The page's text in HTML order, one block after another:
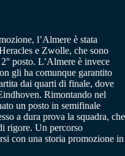
l’Almere è stata
e Zwolle, che sono
posto. L’Almere è invece
gli ha comunque garantito
dai quarti di finale, dove
Rimontando nel
un posto in semifinale
a dura prova la squadra, che
rigore. Un percorso
con una storia promozione in